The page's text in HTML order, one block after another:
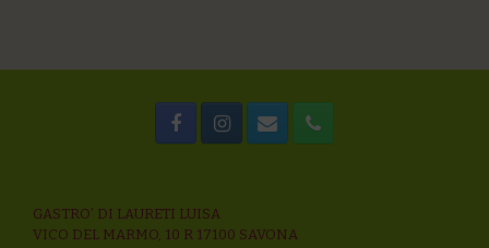
GASTRO’ DI LAURETI LUISA
VICO DEL MARMO, 10 R 17100 SAVONA